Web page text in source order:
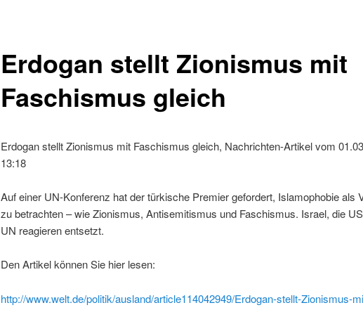
Erdogan stellt Zionismus mit
Faschismus gleich
Erdogan stellt Zionismus mit Faschismus gleich, Nachrichten-Artikel vom
13:18
Auf einer UN-Konferenz hat der türkische Premier gefordert, Islamophobie als
zu betrachten – wie Zionismus, Antisemitismus und Faschismus. Israel, die
UN reagieren entsetzt.
Den Artikel können Sie hier lesen:
http://www.welt.de/politik/ausland/article114042949/Erdogan-stellt-Zionismus-